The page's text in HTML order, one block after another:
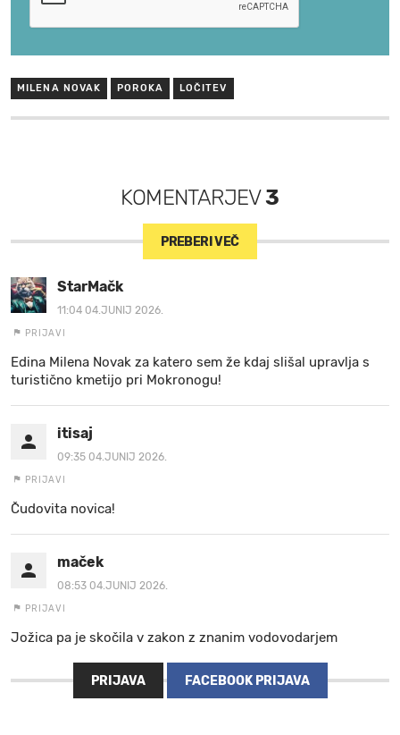
MILENA NOVAK POROKA LOČITEV
KOMENTARJEV3
PREBERI VEČ
StarMačk
11:04 04.JUNIJ 2026.
PRIJAVI
Edina Milena Novak za katero sem že kdaj slišal upravlja s
turistično kmetijo pri Mokronogu!
itisaj
09:35 04.JUNIJ 2026.
PRIJAVI
Čudovita novica!
maček
08:53 04.JUNIJ 2026.
PRIJAVI
Jožica pa je skočila v zakon z znanim vodovodarjem
PRIJAVA FACEBOOK PRIJAVA